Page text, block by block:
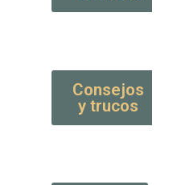
Consejos
y trucos